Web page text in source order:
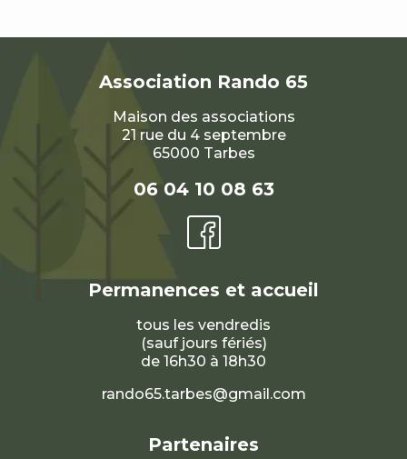
Association Rando 65
Maison des associations
21 rue du 4 septembre
65000 Tarbes
06 04 10 08 63
Permanences et accueil
tous les vendredis
(sauf jours fériés)
de 16h30 à 18h30
rando65.tarbes@gmail.com
Partenaires